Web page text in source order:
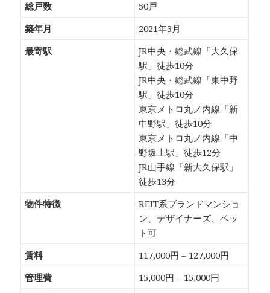
総戸数
50戸
築年月
2021年3月
最寄駅
JR中央・総武線「大久保
駅」徒歩10分
JR中央・総武線「東中野
駅」徒歩10分
東京メトロ丸ノ内線「新
中野駅」徒歩10分
東京メトロ丸ノ内線「中
野坂上駅」徒歩12分
JR山手線「新大久保駅」
徒歩13分
物件特徴
REIT系ブランドマンショ
ン、デザイナーズ、ペッ
ト可
賃料
117,000円 – 127,000円
管理費
15,000円 – 15,000円